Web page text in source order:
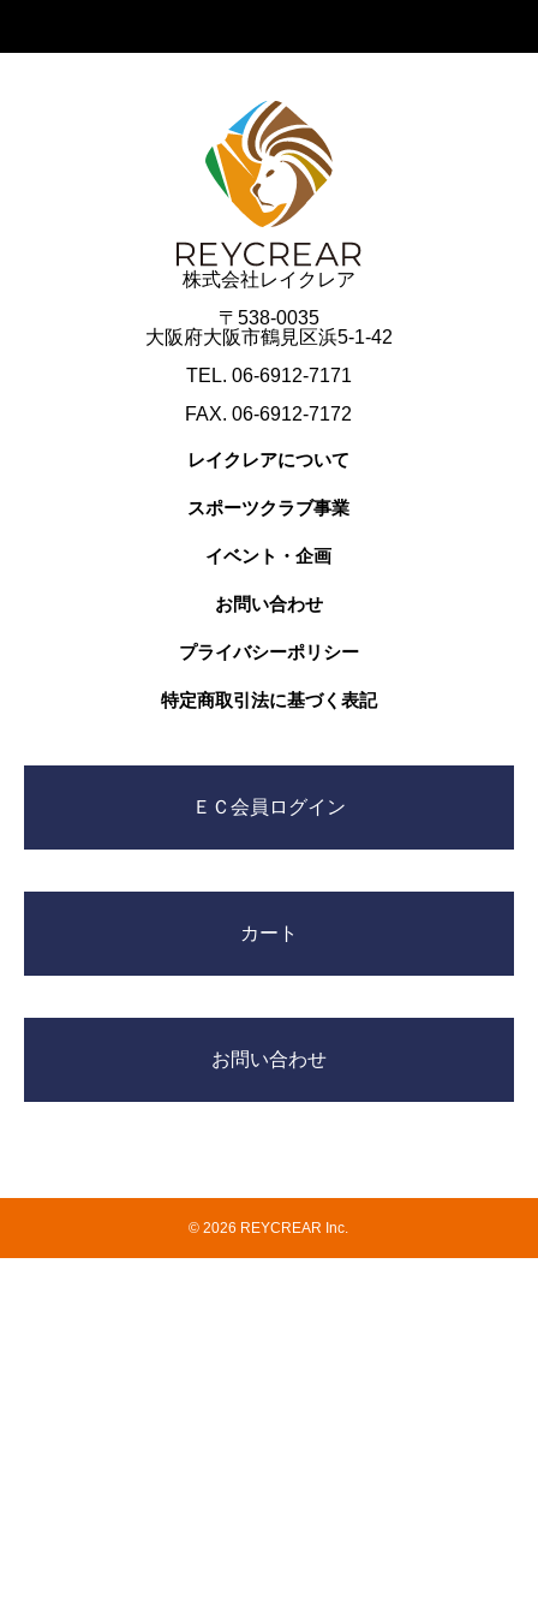
株式会社レイクレア
〒538-0035
大阪府大阪市鶴見区浜5-1-42
TEL. 06-6912-7171
FAX. 06-6912-7172
レイクレアについて
スポーツクラブ事業
イベント・企画
お問い合わせ
プライバシーポリシー
特定商取引法に基づく表記
ＥＣ会員ログイン
カート
お問い合わせ
© 2026 REYCREAR Inc.